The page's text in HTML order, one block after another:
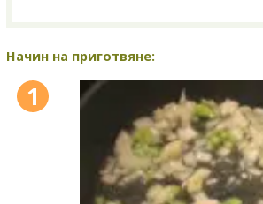
Начин на приготвяне:
1